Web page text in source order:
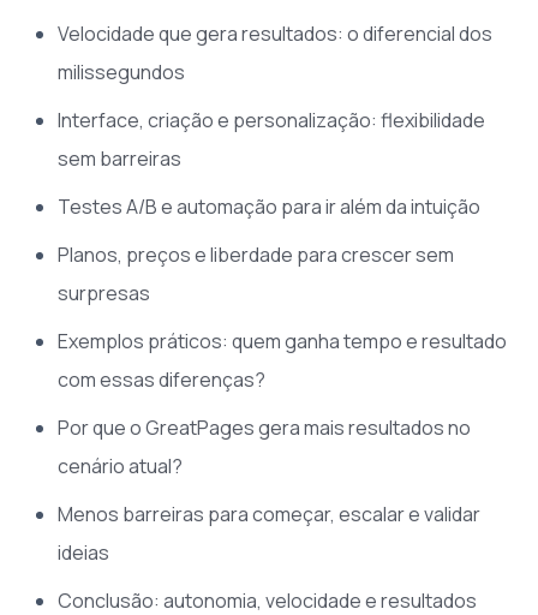
Velocidade que gera resultados: o diferencial dos
milissegundos
Interface, criação e personalização: flexibilidade
sem barreiras
Testes A/B e automação para ir além da intuição
Planos, preços e liberdade para crescer sem
surpresas
Exemplos práticos: quem ganha tempo e resultado
com essas diferenças?
Por que o GreatPages gera mais resultados no
cenário atual?
Menos barreiras para começar, escalar e validar
ideias
Conclusão: autonomia, velocidade e resultados